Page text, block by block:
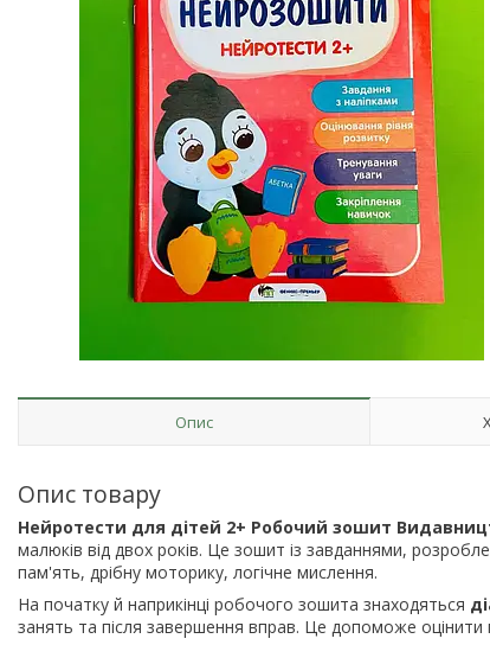
Опис
Опис товару
Нейротести для дітей 2+ Робочий зошит
малюків від двох років. Це зошит із завданнями,
пам'ять, дрібну моторику, логічне мислення.
На початку й наприкінці робочого зошита знаходяться
занять та після завершення вправ. Це допоможе оцінити